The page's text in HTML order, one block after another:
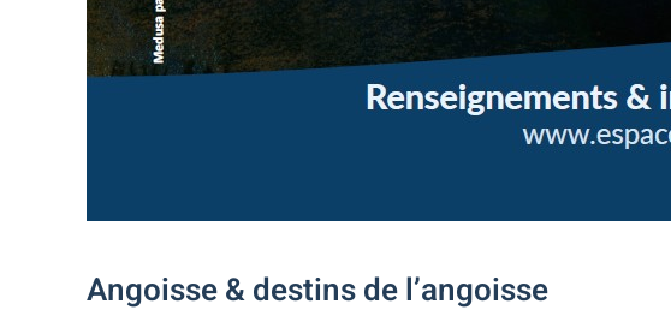
Angoisse & destins de l’angoisse